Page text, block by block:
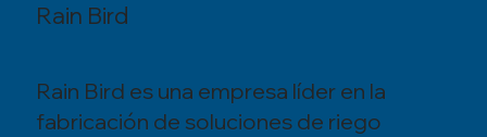
Rain Bird
Rain Bird es una empresa líder en la
fabricación de soluciones de riego